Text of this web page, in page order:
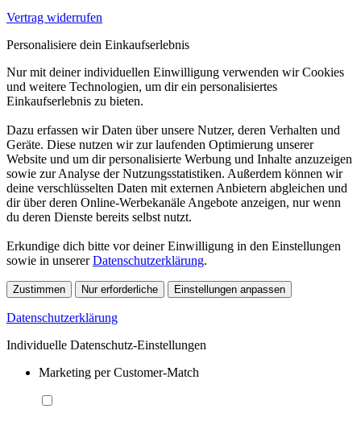
Vertrag widerrufen
Personalisiere dein Einkaufserlebnis
Nur mit deiner individuellen Einwilligung verwenden wir Cookies
und weitere Technologien, um dir ein personalisiertes
Einkaufserlebnis zu bieten.
Dazu erfassen wir Daten über unsere Nutzer, deren Verhalten und
Geräte. Diese nutzen wir zur laufenden Optimierung unserer
Website und um dir personalisierte Werbung und Inhalte anzuzeigen
sowie zur Analyse der Nutzungsstatistiken. Außerdem können wir
deine verschlüsselten Daten mit externen Anbietern abgleichen und
dir über deren Online-Werbekanäle Angebote anzeigen, nur wenn
du deren Dienste bereits selbst nutzt.
Erkundige dich bitte vor deiner Einwilligung in den Einstellungen
sowie in unsererDatenschutzerklärung.
Zustimmen Nur erforderliche Einstellungen anpassen
Datenschutzerklärung
Individuelle Datenschutz-Einstellungen
Marketing per Customer-Match